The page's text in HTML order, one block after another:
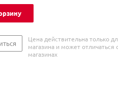
Цена действительна только
магазина и может отличаться
магазинах